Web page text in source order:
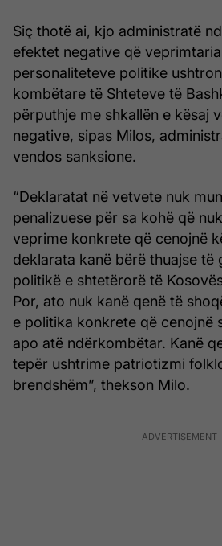
Siç thotë ai, kjo administratë
efektet negative që
personaliteteve politike
kombëtare të Shteteve të
përputhje me shkallën e kësaj
negative, sipas Milos,
vendos sanksione.
“Deklaratat në vetvete nuk
penalizuese për sa kohë që
veprime konkrete që cenojnë
deklarata kanë bërë thuajse të
politikë e shtetërorë të
Por, ato nuk kanë qenë të
e politika konkrete që cenojnë
apo atë ndërkombëtar. Kanë
tepër ushtrime patriotizmi
brendshëm”, thekson Milo.